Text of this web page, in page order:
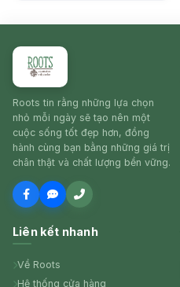
Roots tin rằng những lựa chọn
nhỏ mỗi ngày sẽ tạo nên một
cuộc sống tốt đẹp hơn, đồng
hành cùng bạn bằng những giá trị
chân thật và chất lượng bền vững.
Liên kết nhanh
Về Roots
Hệ thống cửa hàng